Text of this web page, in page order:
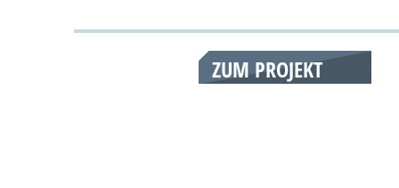
ZUM PROJEKT